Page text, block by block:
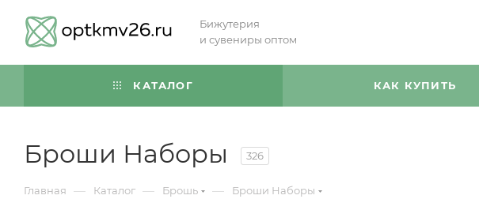
Бижутерия
и сувениры оптом
КАТАЛОГ КАК КУПИТЬ
Броши Наборы 326
Главная — Каталог — Брошь — Броши Наборы